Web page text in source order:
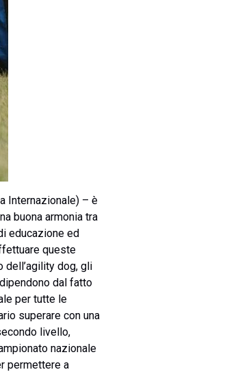
Internazionale) – è
buona armonia tra
educazione ed
queste
dell’agility dog, gli
dal fatto
per tutte le
superare con una
livello,
nazionale
permettere a